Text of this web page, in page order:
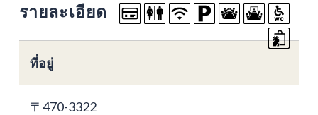
รายละเอียด
ที่อยู่
〒470-3322